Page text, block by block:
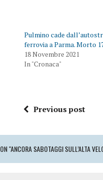
Pulmino cade
ferrovia a Parma. Morto
18 Novembre 2021
In "Cronaca"
Previous post
ON "ANCORA SABOTAGGI SULL’ALTA